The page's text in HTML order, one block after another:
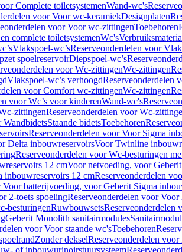
Complete toiletsystemenWand-wc's
voor Voor wc-keramiekDesignplaten
voor Voor wc-zittingenToebehoren
complete toiletsystemenWc's
Vlakspoel-wc’sReserveonderdelen voor
spoelreservoirDiepspoel-wc’s
voor Wc-zittingenWc-zittingen
Vlakspoel-wc’s verhoogdReserveonderdelen
voor Comfort wc-zittingenWc-zittingen
voor Wc’s voor kinderenWand-wc's
zittingenReserveonderdelen voor Wc-
WandbidetsStaande bidetsToebehoren
Reserveonderdelen voor Voor Sigma
Delta inbouwreservoirsVoor Twinline
Reserveonderdelen voor Wc-besturingen
12 cmVoor netvoeding, voor
inbouwreservoirs 12 cmReserveonderdelen
Voor batterijvoeding, voor Geberit Sigma
2-toets spoelingReserveonderdelen voor Voor
besturingenRuwbouwsetsReserveonderdelen
Geberit Monolith sanitairmodules
voor Voor staande wc'sToebehoren
Zonder dekselReserveonderdelen voor
of inbouwurinoirstuursysteem